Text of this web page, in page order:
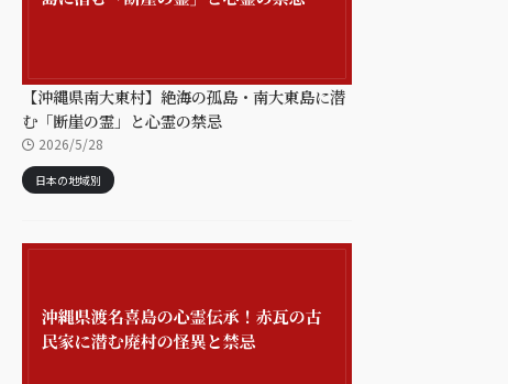
【沖縄県南大東村】絶海の孤島・南大東島に潜
む「断崖の霊」と心霊の禁忌
2026/5/28
日本の地域別